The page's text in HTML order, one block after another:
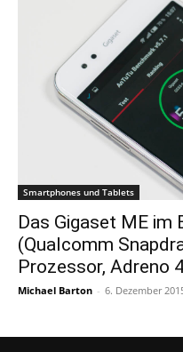
Smartphones und Tablets
Das Gigaset ME im
(Qualcomm
Prozessor, Adreno
Michael Barton - 6. Dezember